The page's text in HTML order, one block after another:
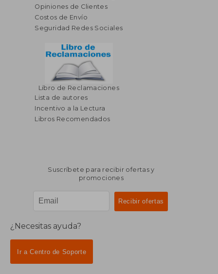
Opiniones de Clientes
Costos de Envío
Seguridad Redes Sociales
Libro de Reclamaciones
Lista de autores
Incentivo a la Lectura
Libros Recomendados
Suscríbete para recibir ofertas y
promociones
¿Necesitas ayuda?
Ir a Centro de Soporte